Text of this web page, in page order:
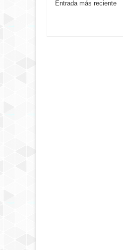
Entrada más reciente